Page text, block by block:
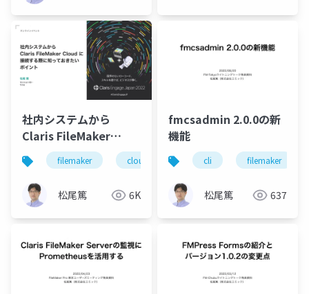
社内システムから
Claris FileMaker
Cloud に接続する際に
知っておきたいポイン
ト
filemaker cloud
松尾篤 6K
fmcsadmin 2.0.0の新
機能
cli filemaker
松尾篤 637